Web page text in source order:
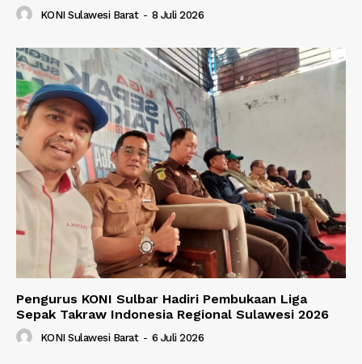
KONI Sulawesi Barat - 8 Juli 2026
Pengurus KONI Sulbar Hadiri Pembukaan Liga
Sepak Takraw Indonesia Regional Sulawesi 2026
KONI Sulawesi Barat - 6 Juli 2026